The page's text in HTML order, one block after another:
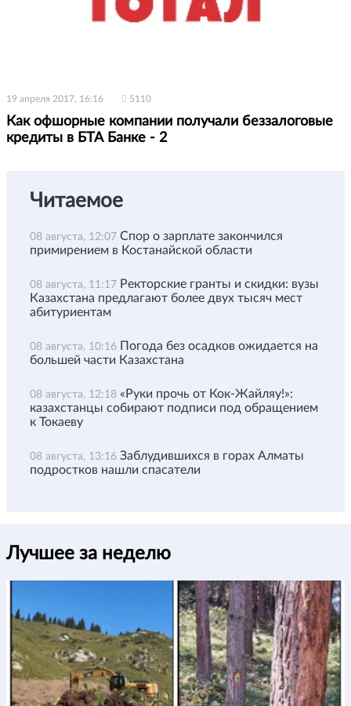
19 апреля 2017, 16:16 5110
Как офшорные компании получали беззалоговые
кредиты в БТА Банке - 2
Читаемое
08 августа, 12:07 Спор о зарплате закончился
примирением в Костанайской области
08 августа, 11:17 Ректорские гранты и скидки: вузы
Казахстана предлагают более двух тысяч мест
абитуриентам
08 августа, 10:16 Погода без осадков ожидается на
большей части Казахстана
08 августа, 12:18 «Руки прочь от Кок-Жайляу!»:
казахстанцы собирают подписи под обращением
к Токаеву
08 августа, 13:16 Заблудившихся в горах Алматы
подростков нашли спасатели
Лучшее за неделю